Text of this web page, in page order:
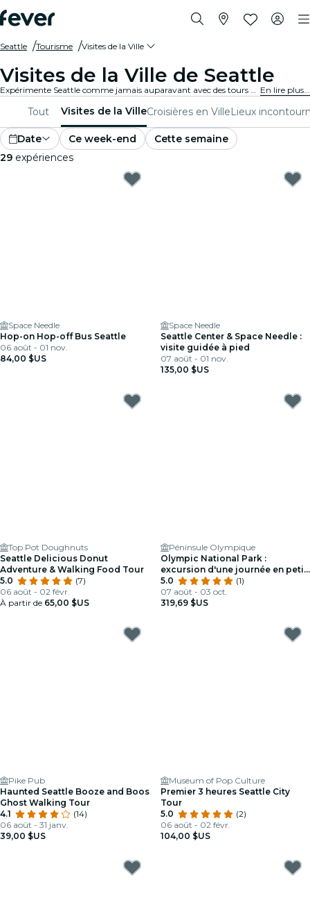
Seattle Tourisme Visites de la Ville
Visites de la Ville de Seattle
Expérimente Seattle comme jamais auparavant avec des tours de la ville et des forfaits de visite. En explorant les lieux emblématiques, les trésors cachés et les points incontournables locaux de Seattle, tu découvriras les histoires qui donnent vie à la ville. En lire plus...
Tout Visites de la VilleCroisières en VilleLieux
Date Ce week-end
Cette semaine
29 expériences
Space Needle
Hop-on Hop-off Bus Seattle
06 août - 01 nov.
84,00 $US
Space Needle
Seattle Center & Space Needle :
visite guidée à pied
07 août - 01 nov.
135,00 $US
Top Pot Doughnuts
Seattle Delicious Donut
Adventure & Walking Food Tour
5.0
(7)
06 août - 02 févr.
À partir de 65,00 $US
Péninsule Olympique
Olympic National Park :
excursion d'une journée en petit
groupe de Seattle
5.0
(1)
07 août - 03 oct.
319,69 $US
Pike Pub
Haunted Seattle Booze and Boos
Ghost Walking Tour
4.1
(14)
06 août - 31 janv.
39,00 $US
Museum of Pop Culture
Premier 3 heures Seattle City
Tour
5.0
(2)
06 août - 02 févr.
104,00 $US